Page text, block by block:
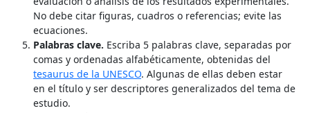
No debe citar figuras, cuadros o referencias; evite las
ecuaciones.
Palabras clave. Escriba 5 palabras clave, separadas por
comas y ordenadas alfabéticamente, obtenidas del
tesaurus de la UNESCO. Algunas de ellas deben estar
en el título y ser descriptores generalizados del tema de
estudio.